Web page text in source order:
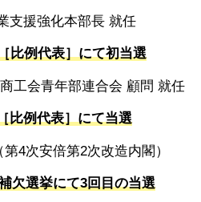
支援強化本部長 就任
比例代表］にて初当選
工会青年部連合会 顧問 就任
比例代表］にて当選
第4次安倍第2次改造内閣）
欠選挙にて3回目の当選